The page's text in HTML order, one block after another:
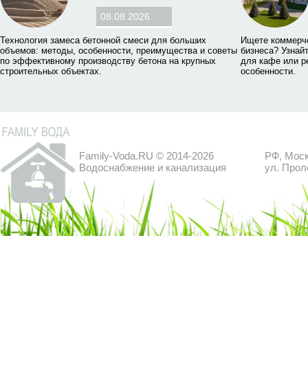
08.08.2026
Технология замеса бетонной смеси для больших
объемов: методы, особенности, преимущества и советы
по эффективному производству бетона на крупных
строительных объектах.
Ищете
бизнеса?
для кафе или
особенности.
Family-Voda.RU © 2014-2026
Водоснабжение и канализация
РФ,
ул.